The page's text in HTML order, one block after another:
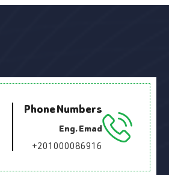
Phone Numbers
Eng. Emad
+201000086916